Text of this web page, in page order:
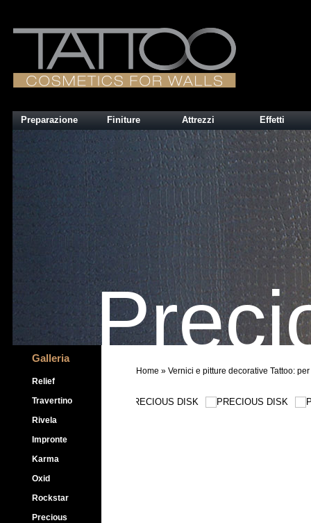
Preparazione Finiture Attrezzi Effetti
Galleria
Relief
Travertino
Rivela
Impronte
Karma
Oxid
Rockstar
Precious
Home » Vernici e pitture decorative Tattoo: